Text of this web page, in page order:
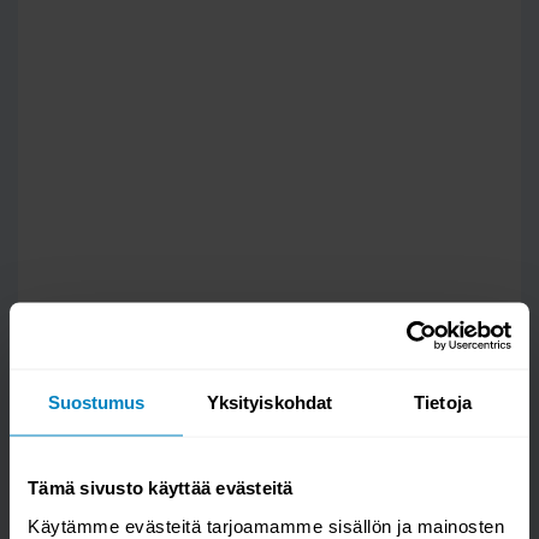
Suostumus Yksityiskohdat Tietoja
Tämä sivusto käyttää evästeitä
Käytämme evästeitä tarjoamamme sisällön ja mainosten
Eden 6 jenkkisänky 180x200cm